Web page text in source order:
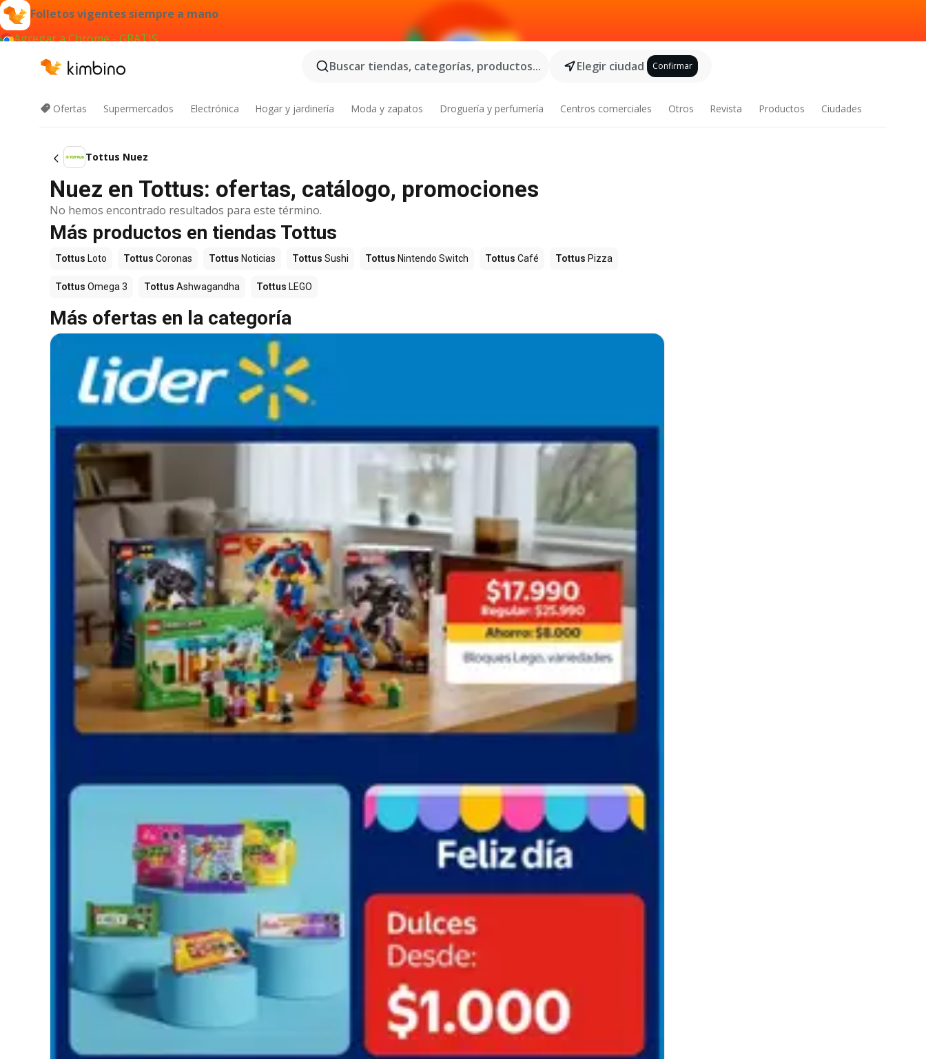
Folletos vigentes siempre a mano
Agregar a Chrome - GRATIS
Buscar tiendas, categorías, productos...
Elegir ciudad Confirmar
Ofertas Supermercados Electrónica Hogar y jardinería Moda y zapatos Droguería y perfumería Centros comerciales Otros Revista Productos Ciudades
Tottus Nuez
Nuez en Tottus: ofertas, catálogo, promociones
No hemos encontrado resultados para este término.
Más productos en tiendas Tottus
Tottus Loto Tottus Coronas Tottus Noticias Tottus Sushi Tottus Nintendo Switch Tottus Café Tottus Pizza
Tottus Omega 3 Tottus Ashwagandha Tottus LEGO
Más ofertas en la categoría